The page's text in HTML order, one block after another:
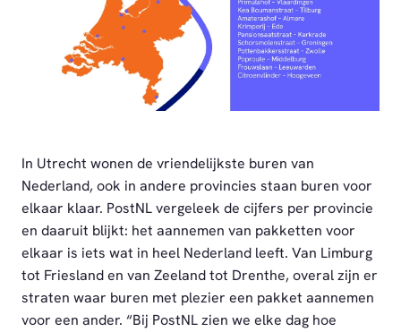
In Utrecht wonen de vriendelijkste buren van
Nederland, ook in andere provincies staan buren voor
elkaar klaar. PostNL vergeleek de cijfers per provincie
en daaruit blijkt: het aannemen van pakketten voor
elkaar is iets wat in heel Nederland leeft. Van Limburg
tot Friesland en van Zeeland tot Drenthe, overal zijn er
straten waar buren met plezier een pakket aannemen
voor een ander. “Bij PostNL zien we elke dag hoe